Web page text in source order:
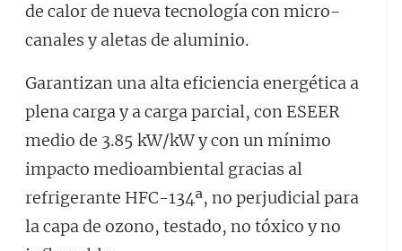
de calor de nueva tecnología con micro-
canales y aletas de aluminio.
Garantizan una alta eficiencia energética a
plena carga y a carga parcial, con ESEER
medio de 3.85 kW/kW y con un mínimo
impacto medioambiental gracias al
refrigerante HFC-134ª, no perjudicial para
la capa de ozono, testado, no tóxico y no